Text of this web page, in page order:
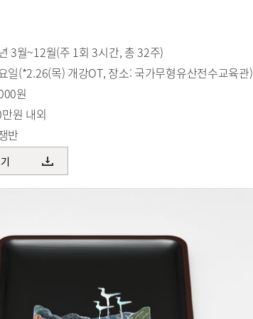
3월~12월(주 1회 3시간, 총 32주)
일(*2.26(목) 개강OT, 장소: 국가무형유산전수교육관)
원
원 내외
반